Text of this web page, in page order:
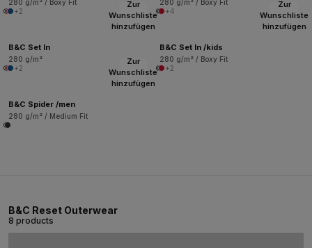
280 g/m² / Boxy Fit
+2
280 g/m² / Boxy Fit
+4
Zur
Wunschliste
hinzufügen
B&C Set In
280 g/m²
+2
Zur
Wunschliste
hinzufügen
B&C Set In /kids
280 g/m² / Boxy Fit
+2
Zur
Wunschliste
hinzufügen
B&C Spider /men
280 g/m² / Medium Fit
B&C Reset Outerwear
8 products